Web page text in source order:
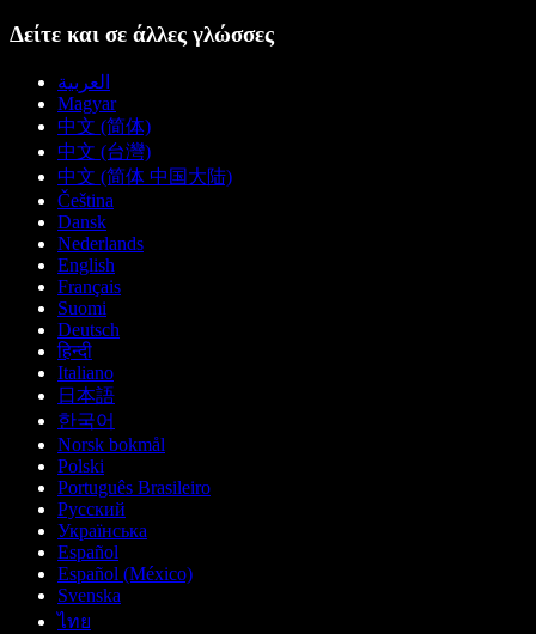
Δείτε και σε άλλες γλώσσες
العربية
Magyar
中文 (简体)
中文 (台灣)
中文 (简体 中国大陆)
Čeština
Dansk
Nederlands
English
Français
Suomi
Deutsch
हिन्दी
Italiano
日本語
한국어
Norsk bokmål
Polski
Português Brasileiro
Русский
Українська
Español
Español (México)
Svenska
ไทย